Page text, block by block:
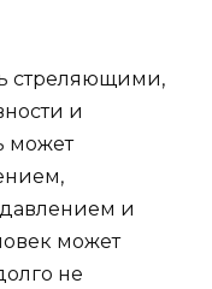
стреляющими,
и
может
и
может
не